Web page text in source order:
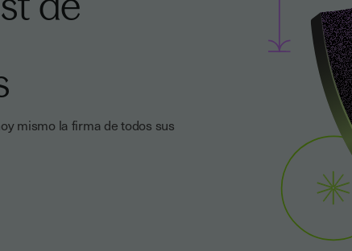
mismo la firma de todos sus